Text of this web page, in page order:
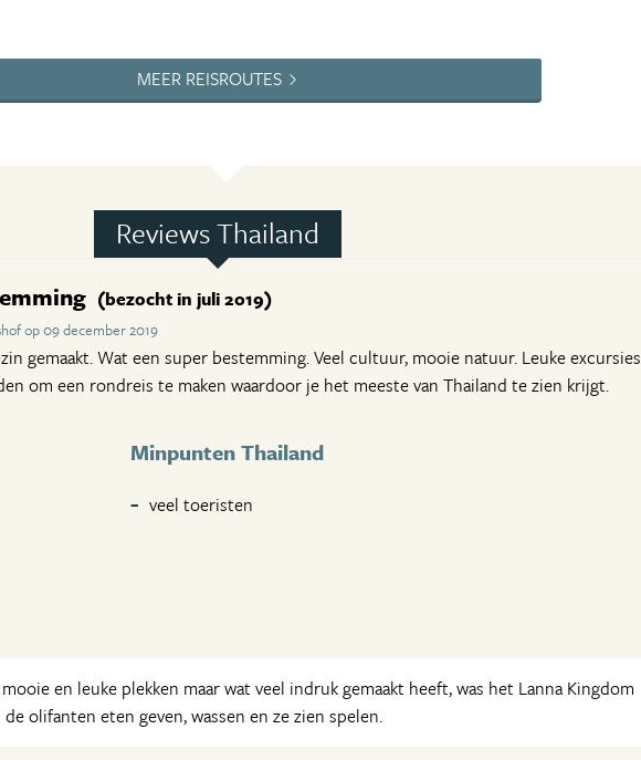
MEER REISROUTES
Reviews Thailand
(bezocht in juli 2019)
op 09 december 2019
gemaakt. Wat een super bestemming. Veel cultuur, mooie natuur. Leuke excursies
om een rondreis te maken waardoor je het meeste van Thailand te zien krijgt.
Minpunten Thailand
veel toeristen
en leuke plekken maar wat veel indruk gemaakt heeft, was het Lanna Kingdom
olifanten eten geven, wassen en ze zien spelen.